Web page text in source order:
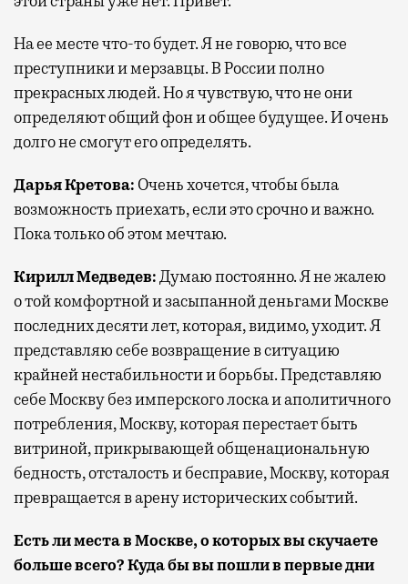
На ее месте что-то будет. Я не говорю, что все
преступники и мерзавцы. В России полно
прекрасных людей. Но я чувствую, что не они
определяют общий фон и общее будущее. И очень
долго не смогут его определять.
Дарья Кретова: Очень хочется, чтобы была
возможность приехать, если это срочно и важно.
Пока только об этом мечтаю.
Кирилл Медведев:Думаю постоянно. Я не жалею
о той комфортной и засыпанной деньгами Москве
последних десяти лет, которая, видимо, уходит. Я
представляю себе возвращение в ситуацию
крайней нестабильности и борьбы. Представляю
себе Москву без имперского лоска и аполитичного
потребления, Москву, которая перестает быть
витриной, прикрывающей общенациональную
бедность, отсталость и бесправие, Москву, которая
превращается в арену исторических событий.
Есть ли места в Москве, о которых вы скучаете
больше всего? Куда бы вы пошли в первые дни